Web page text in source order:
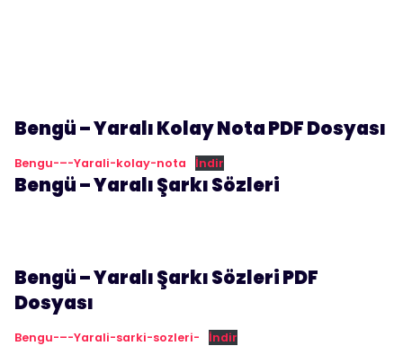
Bengü – Yaralı Kolay Nota PDF Dosyası
Bengu-–-Yarali-kolay-nota İndir
Bengü – Yaralı Şarkı Sözleri
Bengü – Yaralı Şarkı Sözleri PDF
Dosyası
Bengu-–-Yarali-sarki-sozleri- İndir